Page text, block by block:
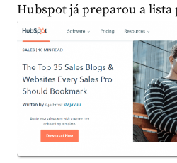
Hubspot já preparou a lista